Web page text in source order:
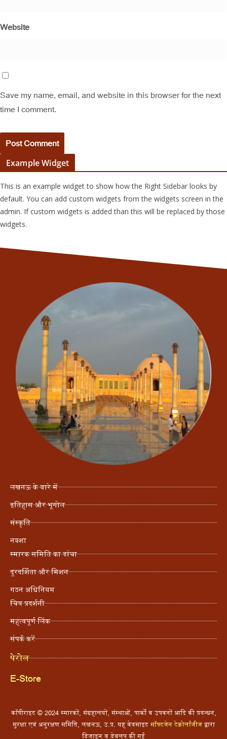
Website
Save my name, email, and website in this browser for the next
time I comment.
Example Widget
This is an example widget to show how the Right Sidebar looks by
default. You can add custom widgets from the widgets screen in the
admin. If custom widgets is added than this will be replaced by those
widgets.
लखनऊ के बारे में
इतिहास और भूगोल
संस्कृति
नक्शा
स्मारक समिति का ढांचा
दूरदर्शिता और मिशन
गठन अधिनियम
चित्र प्रदर्शनी
महत्वपूर्ण लिंक
संपर्क करें
पेरोल
E-Store
कॉपीराइट © 2024 स्मारकों, संग्रहालयों, संस्थाओं, पार्कों व उपवनों आदि की प्रबन्धन,
सुरक्षा एवं अनुरक्षण समिति, लखनऊ, उ.प्र. यह वेबसाइट सॉफ्टजेन टेक्नोलॉजीजद्वारा
डिजाइन व डेवलप की गई